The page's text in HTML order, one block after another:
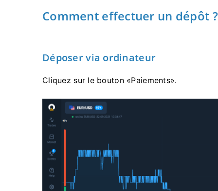
Comment effectuer un dépôt ?
Déposer via ordinateur
Cliquez sur le bouton «Paiements».